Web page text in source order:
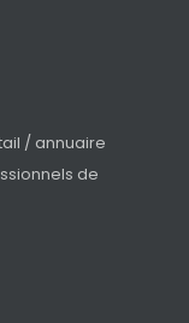
/ annuaire
de